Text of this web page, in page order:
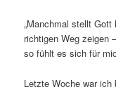
„Manchmal stellt
richtigen Weg zeigen
so fühlt es sich für
Letzte Woche war ich